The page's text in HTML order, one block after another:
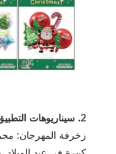
2. سيناريوهات التطبيق
زخرفة المهرجان: